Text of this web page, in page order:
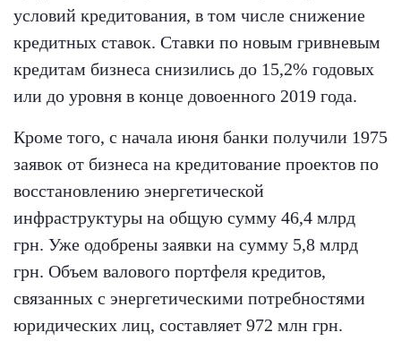
условий кредитования, в том числе снижение
кредитных ставок. Ставки по новым гривневым
кредитам бизнеса снизились до 15,2% годовых
или до уровня в конце довоенного 2019 года.
Кроме того, с начала июня банки получили 1975
заявок от бизнеса на кредитование проектов по
восстановлению энергетической
инфраструктуры на общую сумму 46,4 млрд
грн. Уже одобрены заявки на сумму 5,8 млрд
грн. Объем валового портфеля кредитов,
связанных с энергетическими потребностями
юридических лиц, составляет 972 млн грн.